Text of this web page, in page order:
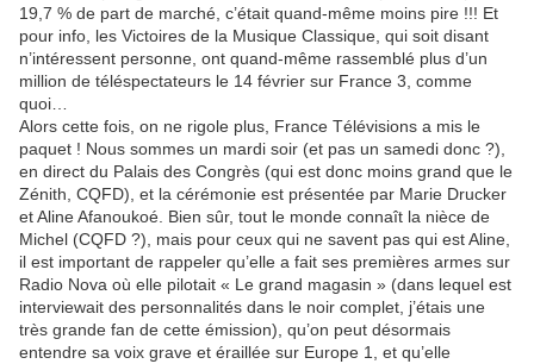
19,7 % de part de marché, c’était quand-même moins pire !!! Et
pour info, les Victoires de la Musique Classique, qui soit disant
n’intéressent personne, ont quand-même rassemblé plus d’un
million de téléspectateurs le 14 février sur France 3, comme
quoi…
Alors cette fois, on ne rigole plus, France Télévisions a mis le
paquet ! Nous sommes un mardi soir (et pas un samedi donc ?),
en direct du Palais des Congrès (qui est donc moins grand que le
Zénith, CQFD), et la cérémonie est présentée par Marie Drucker
et Aline Afanoukoé. Bien sûr, tout le monde connaît la nièce de
Michel (CQFD ?), mais pour ceux qui ne savent pas qui est Aline,
il est important de rappeler qu’elle a fait ses premières armes sur
Radio Nova où elle pilotait « Le grand magasin » (dans lequel est
interviewait des personnalités dans le noir complet, j’étais une
très grande fan de cette émission), qu’on peut désormais
entendre sa voix grave et éraillée sur Europe 1, et qu’elle